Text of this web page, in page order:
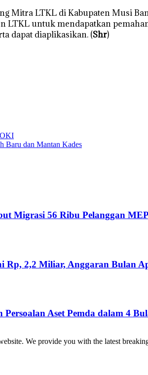
Mitra LTKL di Kabupaten Musi
LTKL untuk mendapatkan
dapat diaplikasikan. (Shr)
Baru dan Mantan Kades
Migrasi 56 Ribu Pelanggan MEP
Rp, 2,2 Miliar, Anggaran Bulan
Aset Pemda dalam 4
We provide you with the latest